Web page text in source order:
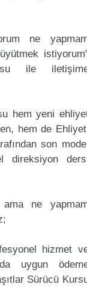
ne
ile
hem yeni
hem de
son
direksiyon
ne
hizmet
uygun
Sürücü